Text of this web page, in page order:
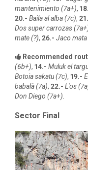
mantenimiento (7a+),
20.- Baila al alba (7c),
Dos super carrozas
mate (?), 26.- Jaco mata
Recommended
(6b+), 14.- Muluk el
Botoia sakatu (7c), 19.-
babalà (7a), 22.- L'os
Don Diego (7a+).
Sector Final